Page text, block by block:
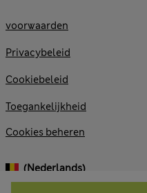
voorwaarden
Privacybeleid
Cookiebeleid
Toegankelijkheid
Cookies beheren
(Nederlands)